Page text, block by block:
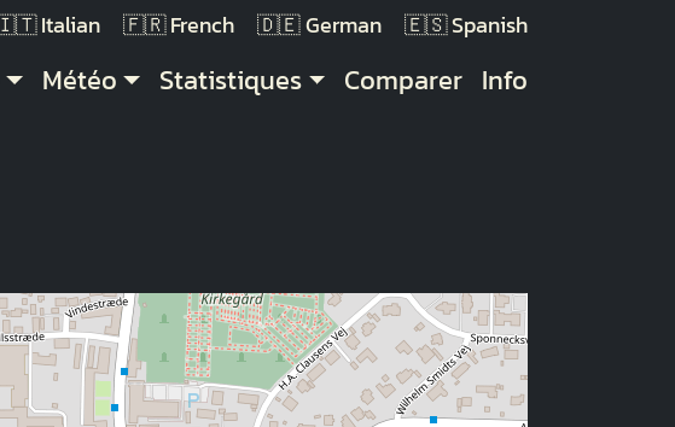
Italian French German Spanish
Météo Statistiques Comparer Info